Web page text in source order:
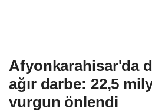
Afyonkarahisar'da
ağır darbe: 22,5
vurgun önlendi